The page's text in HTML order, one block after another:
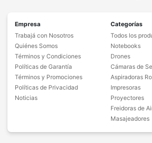
Empresa
Trabajá con Nosotros
Quiénes Somos
Términos y Condiciones
Políticas de Garantía
Términos y Promociones
Políticas de Privacidad
Noticias
Categorías
Todos los
Notebooks
Drones
Cámaras de
Aspiradoras
Impresoras
Proyectores
Freidoras de
Masajeadores